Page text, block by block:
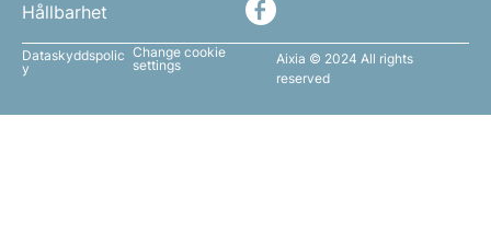
Hållbarhet
Dataskyddspolic
y
Change cookie
settings
Aixia © 2024 All rights
reserved